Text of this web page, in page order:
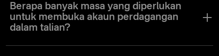
negara dan bukti tempat tinggal atau penyata bank. Setelah anda
disahkan, anda boleh membuka akaun perdagangan dan mula
berdagang dengan segera.
Berapa banyak masa yang diperlukan
untuk membuka akaun perdagangan
dalam talian?